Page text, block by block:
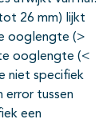
26 mm) lijkt
ooglengte (>
ooglengte (<
niet specifiek
error tussen
een